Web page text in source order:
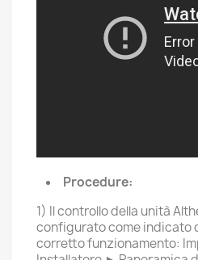
Procedure:
1) Il controllo della unità
configurato come indicato
corretto funzionamento: